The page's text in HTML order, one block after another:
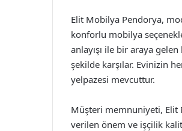
Elit Mobilya Pendorya,
konforlu mobilya
anlayışı ile bir araya
şekilde karşılar. Evinizin
yelpazesi mevcuttur.
Müşteri memnuniyeti, Elit
verilen önem ve işçilik